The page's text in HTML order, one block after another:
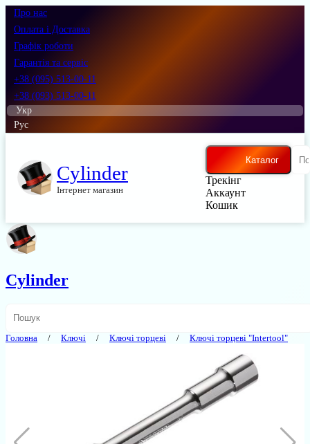
Про нас
Оплата і Доставка
Графік роботи
Гарантія та сервіс
+38 (095) 513-00-11
+38 (093) 513-00-11
Укр
Рус
Cylinder
Інтернет магазин
Каталог
Трекінг
Аккаунт
Кошик
Cylinder
Головна Ключі Ключі торцеві Ключі торцеві "Intertool"